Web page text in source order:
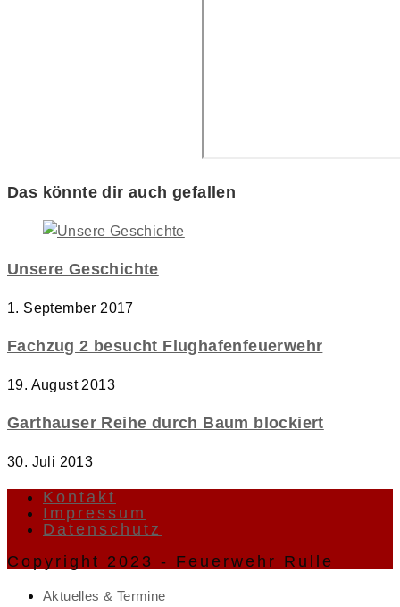
Das könnte dir auch gefallen
Unsere Geschichte
1. September 2017
Fachzug 2 besucht Flughafenfeuerwehr
19. August 2013
Garthauser Reihe durch Baum blockiert
30. Juli 2013
Kontakt
Impressum
Datenschutz
Copyright 2023 - Feuerwehr Rulle
Aktuelles & Termine